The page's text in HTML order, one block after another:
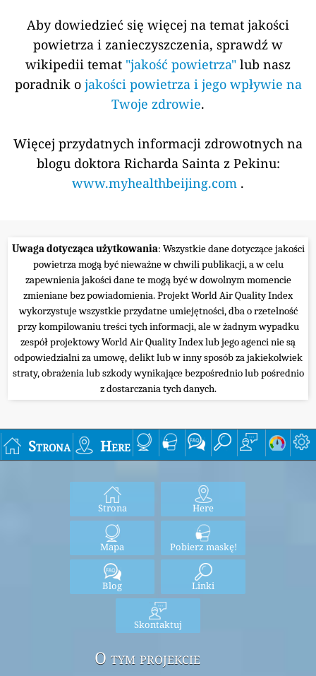
Aby dowiedzieć się więcej na temat jakości
powietrza i zanieczyszczenia, sprawdź w
wikipedii temat "jakość powietrza" lub nasz
poradnik o jakości powietrza i jego wpływie na
Twoje zdrowie.
Więcej przydatnych informacji zdrowotnych na
blogu doktora Richarda Sainta z Pekinu:
www.myhealthbeijing.com .
Uwaga dotycząca użytkowania: Wszystkie dane dotyczące jakości
powietrza mogą być nieważne w chwili publikacji, a w celu
zapewnienia jakości dane te mogą być w dowolnym momencie
zmieniane bez powiadomienia. Projekt World Air Quality Index
wykorzystuje wszystkie przydatne umiejętności, dba o rzetelność
przy kompilowaniu treści tych informacji, ale w żadnym wypadku
zespół projektowy World Air Quality Index lub jego agenci nie są
odpowiedzialni za umowę, delikt lub w inny sposób za jakiekolwiek
straty, obrażenia lub szkody wynikające bezpośrednio lub pośrednio
z dostarczania tych danych.
Strona Here
Strona Here
Mapa Pobierz maskę!
Blog Linki
Skontaktuj
O tym projekcie